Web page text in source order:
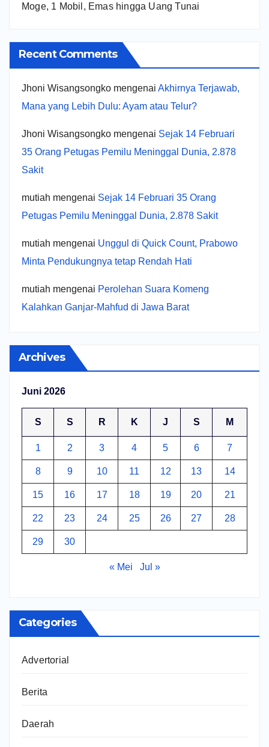
Moge, 1 Mobil, Emas hingga Uang Tunai
Recent Comments
Jhoni Wisangsongko mengenai Akhirnya Terjawab,
Mana yang Lebih Dulu: Ayam atau Telur?
Jhoni Wisangsongko mengenai Sejak 14 Februari
35 Orang Petugas Pemilu Meninggal Dunia, 2.878
Sakit
mutiah mengenai Sejak 14 Februari 35 Orang
Petugas Pemilu Meninggal Dunia, 2.878 Sakit
mutiah mengenai Unggul di Quick Count, Prabowo
Minta Pendukungnya tetap Rendah Hati
mutiah mengenai Perolehan Suara Komeng
Kalahkan Ganjar-Mahfud di Jawa Barat
Archives
Juni 2026
S S R K J S M
1 2 3 4 5 6 7
8 9 10 11 12 13 14
15 16 17 18 19 20 21
22 23 24 25 26 27 28
29 30
« Mei Jul »
Categories
Advertorial
Berita
Daerah